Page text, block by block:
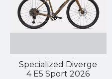
Specialized Diverge
4 E5 Sport 2026